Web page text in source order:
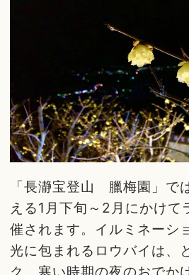
「長瀞宝登山 臘梅園」で
える1月下旬～2月にかけて
催されます。イルミネーシ
光に包まれるロウバイは、
ク。寒い時期の夜のおでか